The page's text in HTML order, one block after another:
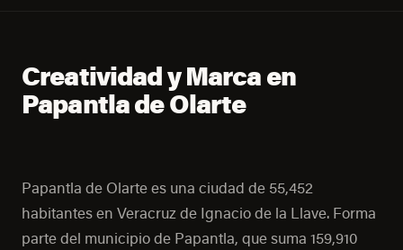
Creatividad y Marca en
Papantla de Olarte
Papantla de Olarte es una ciudad de 55,452
habitantes en Veracruz de Ignacio de la Llave. Forma
parte del municipio de Papantla, que suma 159,910